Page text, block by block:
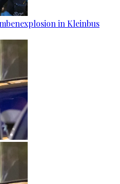
in Kleinbus